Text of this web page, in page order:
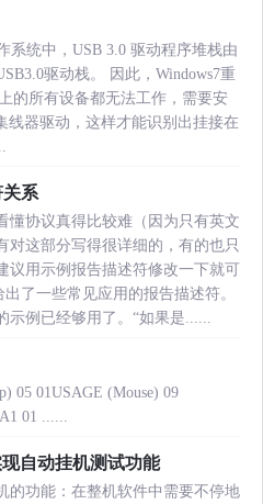
系统中，USB 3.0 驱动程序堆栈由
驱动栈。 因此，Windows7重
的所有设备都无法工作，需要安
线器驱动，这样才能识别出挂接在
系
懂协议真得比较难（因为只有英文
对这部分写得很详细的，有的也只
议用示例报告描述符修改一下就可
出了一些常见应用的报告描述符。
示例已经够用了。“如果是......
05 01USAGE (Mouse) 09
01 ......
自动挂机测试功能
的功能：在整机软件中需要不停地